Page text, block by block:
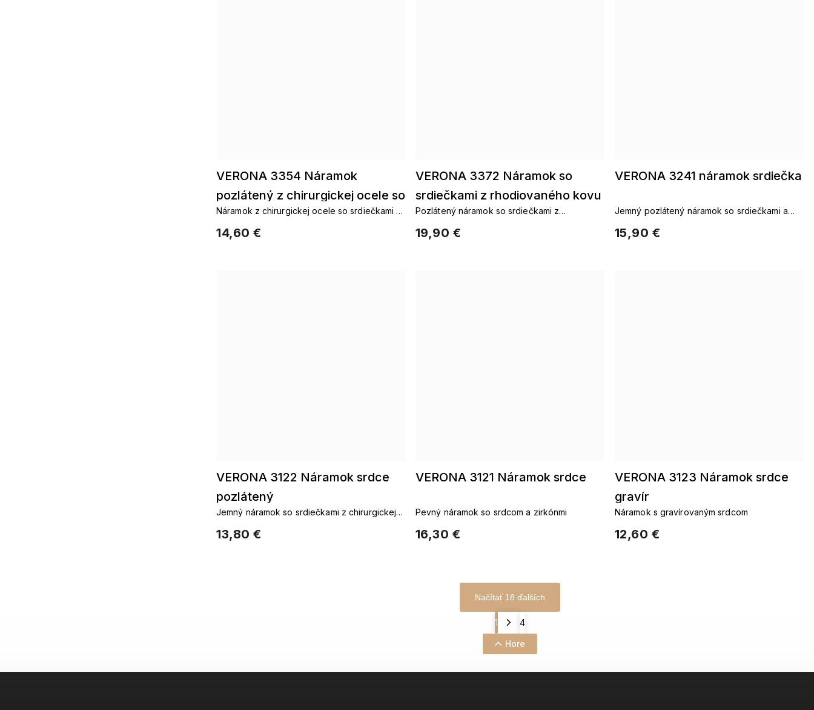
VERONA 3354 Náramok
pozlátený z chirurgickej ocele so
srdiečkami a zirkónmi
14,60 €
Náramok z chirurgickej ocele so srdiečkami a
VERONA 3372 Náramok so
srdiečkami z rhodiovaného kovu
19,90 €
Pozlátený náramok so srdiečkami z
VERONA 3241 náramok srdiečka
15,90 €
Jemný pozlátený náramok so srdiečkami a
VERONA 3122 Náramok srdce
pozlátený
13,80 €
Jemný náramok so srdiečkami z chirurgickej
VERONA 3121 Náramok srdce
16,30 €
Pevný náramok so srdcom a zirkónmi
VERONA 3123 Náramok srdce
gravír
12,60 €
Náramok s gravírovaným srdcom
Načítať 18 ďalších
1 4
Hore